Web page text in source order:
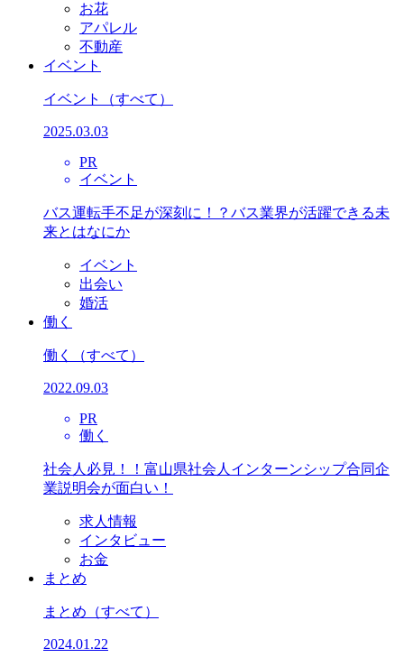
お花
アパレル
不動産
イベント
イベント （すべて）
2025.03.03
PR
イベント
バス運転手不足が深刻に！？バス業界が活躍できる未
来とはなにか
イベント
出会い
婚活
働く
働く （すべて）
2022.09.03
PR
働く
社会人必見！！富山県社会人インターンシップ合同企
業説明会が面白い！
求人情報
インタビュー
お金
まとめ
まとめ （すべて）
2024.01.22